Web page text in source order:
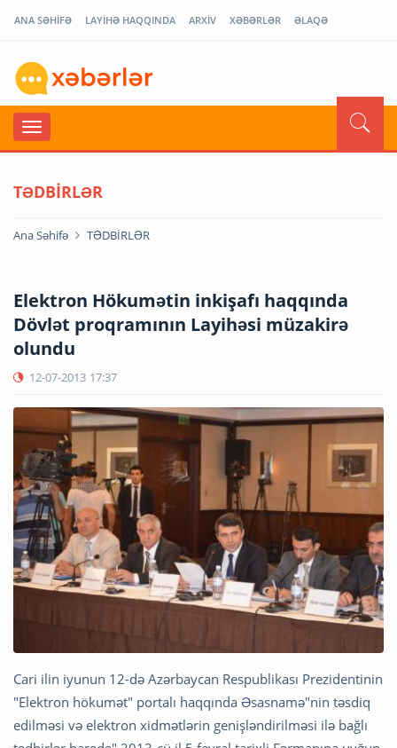
ANA SƏHİFƏ LAYİHƏ HAQQINDA ARXİV XƏBƏRLƏR ƏLAQƏ
TƏDBİRLƏR
Ana Səhifə TƏDBİRLƏR
Elektron Hökumətin inkişafı haqqında
Dövlət proqramının Layihəsi müzakirə
olundu
12-07-2013 17:37
Cari ilin iyunun 12-də Azərbaycan Respublikası Prezidentinin
"Elektron hökumət" portalı haqqında Əsasnamə"nin təsdiq
edilməsi və elektron xidmətlərin genişləndirilməsi ilə bağlı